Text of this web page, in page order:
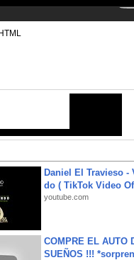
HTML
Daniel El Travieso -
do ( TikTok Video
youtube.com
COMPRE EL AUTO
SUEÑOS !!!